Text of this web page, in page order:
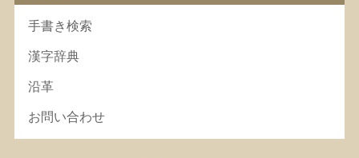
手書き検索
漢字辞典
沿革
お問い合わせ